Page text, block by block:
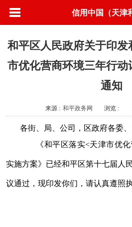
信用中国（天津
和平区人民政府关于印
市优化营商环境三年行动
通知
来源 : 和平政务网 浏览 :
各街、局、公司，区政府各委、
《和平区落实<天津市优
实施方案》已经和平区第十七届人
议通过，现印发你们，请认真遵照执